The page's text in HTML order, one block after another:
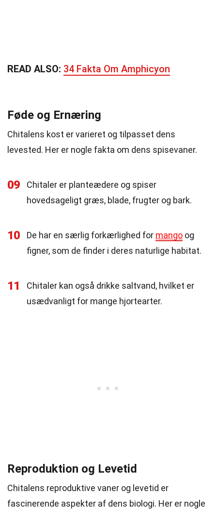
READ ALSO: 34 Fakta Om Amphicyon
Føde og Ernæring
Chitalens kost er varieret og tilpasset dens
levested. Her er nogle fakta om dens spisevaner.
09
Chitaler er planteædere og spiser
hovedsageligt græs, blade, frugter og bark.
10 De har en særlig forkærlighed for mango og
figner, som de finder i deres naturlige habitat.
11
Chitaler kan også drikke saltvand, hvilket er
usædvanligt for mange hjortearter.
Reproduktion og Levetid
Chitalens reproduktive vaner og levetid er
fascinerende aspekter af dens biologi. Her er nogle